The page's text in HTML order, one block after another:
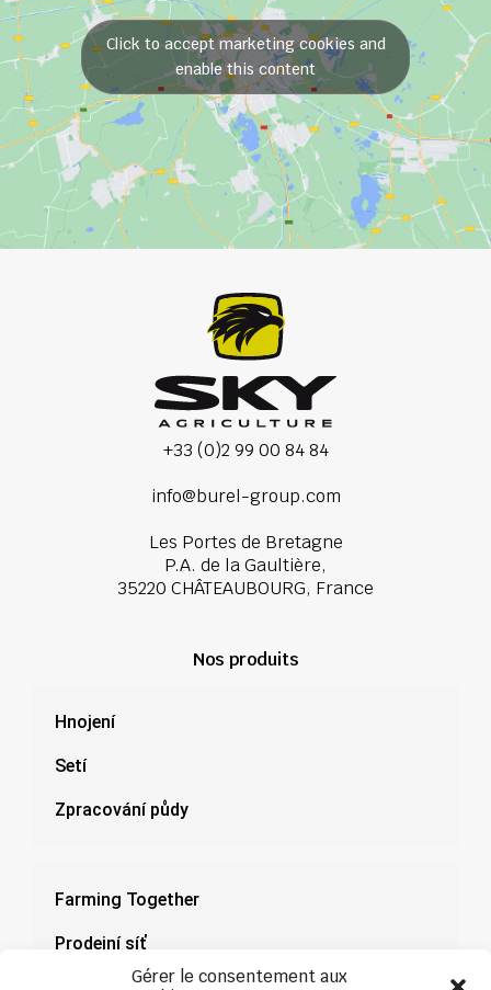
Gérer le consentement aux
Click to accept marketing cookies and
enable this content
+33 (0)2 99 00 84 84
info@burel-group.com
Les Portes de Bretagne
P.A. de la Gaultière,
35220 CHÂTEAUBOURG, France
Nos produits
Hnojení
Setí
Zpracování půdy
Farming Together
Prodejní síť